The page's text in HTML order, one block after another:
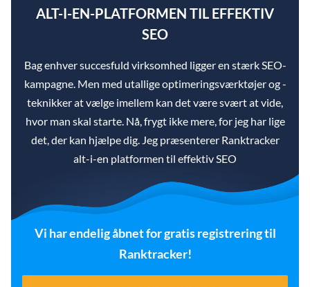
ALT-I-EN-PLATFORMEN TIL EFFEKTIV
SEO
Bag enhver succesfuld virksomhed ligger en stærk SEO-
kampagne. Men med utallige optimeringsværktøjer og -
teknikker at vælge imellem kan det være svært at vide,
hvor man skal starte. Nå, frygt ikke mere, for jeg har lige
det, der kan hjælpe dig. Jeg præsenterer Ranktracker
alt-i-en platformen til effektiv SEO
Vi har endelig åbnet for gratis registrering til
Ranktracker!